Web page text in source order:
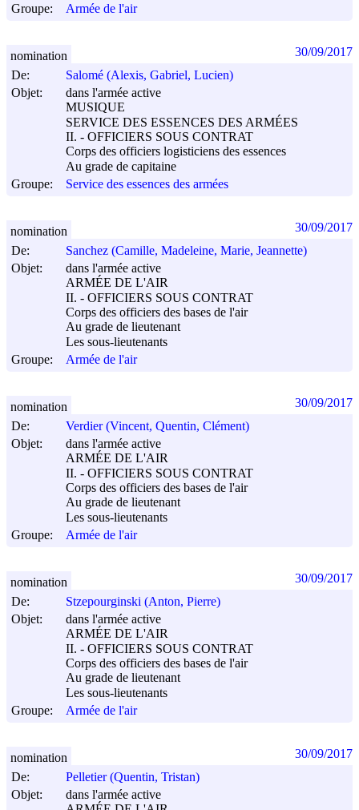
Groupe:
Armée de l'air
De:
Salomé (Alexis, Gabriel, Lucien)
Objet:
dans l'armée active
MUSIQUE
SERVICE DES ESSENCES DES ARMÉES
II. - OFFICIERS SOUS CONTRAT
Corps des officiers logisticiens des essences
Au grade de capitaine
Groupe:
Service des essences des armées
nomination 30/09/2017
De:
Sanchez (Camille, Madeleine, Marie, Jeannette)
Objet:
dans l'armée active
ARMÉE DE L'AIR
II. - OFFICIERS SOUS CONTRAT
Corps des officiers des bases de l'air
Au grade de lieutenant
Les sous-lieutenants
Groupe:
Armée de l'air
nomination 30/09/2017
De:
Verdier (Vincent, Quentin, Clément)
Objet:
dans l'armée active
ARMÉE DE L'AIR
II. - OFFICIERS SOUS CONTRAT
Corps des officiers des bases de l'air
Au grade de lieutenant
Les sous-lieutenants
Groupe:
Armée de l'air
nomination 30/09/2017
De:
Stzepourginski (Anton, Pierre)
Objet:
dans l'armée active
ARMÉE DE L'AIR
II. - OFFICIERS SOUS CONTRAT
Corps des officiers des bases de l'air
Au grade de lieutenant
Les sous-lieutenants
Groupe:
Armée de l'air
nomination 30/09/2017
De:
Pelletier (Quentin, Tristan)
Objet:
dans l'armée active
nomination 30/09/2017